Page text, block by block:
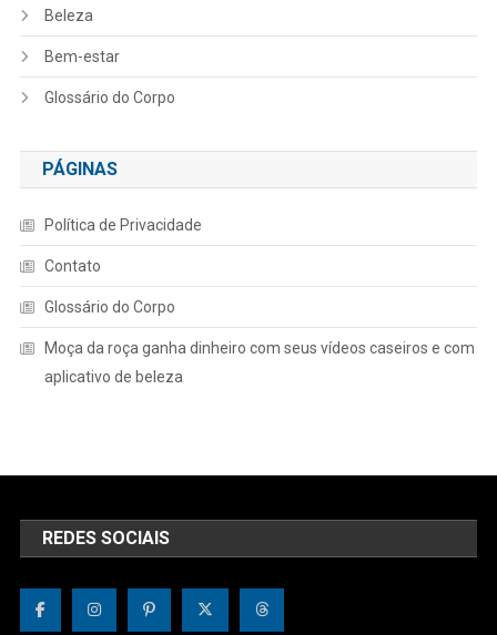
Beleza
Bem-estar
Glossário do Corpo
PÁGINAS
Política de Privacidade
Contato
Glossário do Corpo
Moça da roça ganha dinheiro com seus vídeos caseiros e com
aplicativo de beleza
REDES SOCIAIS